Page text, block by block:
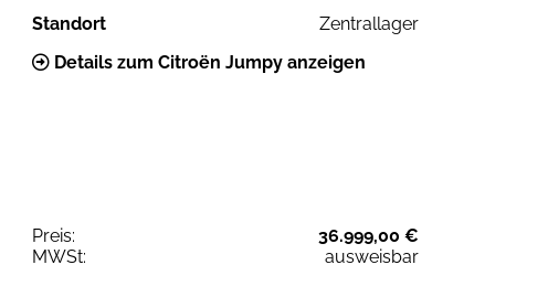
Standort
Zentrallager
Details zum Citroën Jumpy anzeigen
Preis:
36.999,00 €
MWSt:
ausweisbar